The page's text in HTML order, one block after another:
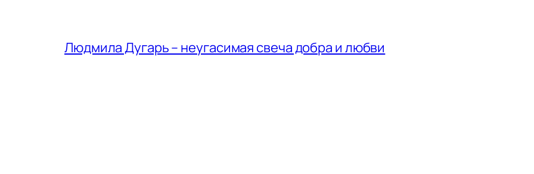
Людмила Дугарь – неугасимая свеча добра и любви